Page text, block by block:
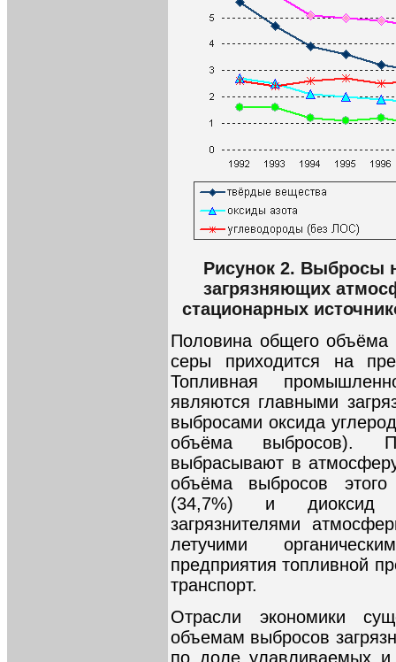
Рисунок 2. Выбросы
загрязняющих
стационарных
Половина общего
серы приходится на
Топливная
являются главными
выбросами оксида
объёма выбросов).
выбрасывают в
объёма выбросов
(34,7%) и диоксид
загрязнителями
летучими
предприятия топливной
транспорт.
Отрасли экономики
объемам выбросов
по доле улавливаемых и